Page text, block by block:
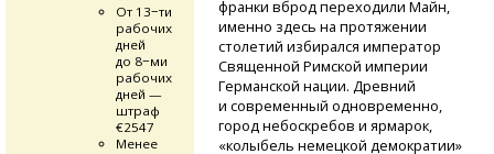
франки вброд переходили Майн,
именно здесь на протяжении
столетий избирался император
Священной Римской империи
Германской нации. Древний
и современный одновременно,
город небоскребов и ярмарок,
«колыбель немецкой демократии»
От 13−ти
рабочих
дней
до 8−ми
рабочих
дней —
штраф
€2547
Менее